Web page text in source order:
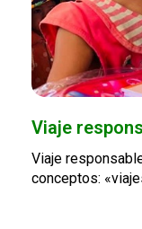
Viaje
Viaje
conceptos: